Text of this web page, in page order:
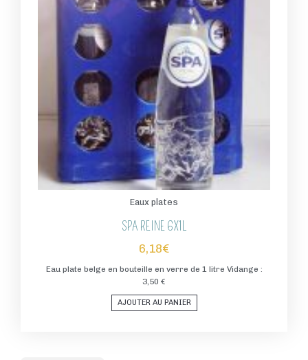
Eaux plates
SPA REINE 6X1L
6,18€
Eau plate belge en bouteille en verre de 1 litre Vidange :
3,50 €
AJOUTER AU PANIER